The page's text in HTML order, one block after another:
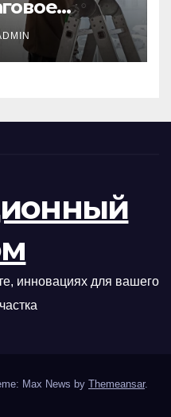
инновациях для вашего
Max News by Themeansar.